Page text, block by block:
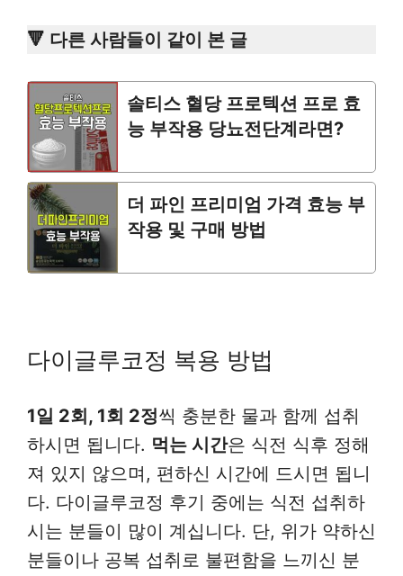
🔻 다른 사람들이 같이 본 글
솔티스 혈당 프로텍션 프로 효
능 부작용 당뇨전단계라면?
더 파인 프리미엄 가격 효능 부
작용 및 구매 방법
다이글루코정 복용 방법
1일 2회, 1회 2정씩 충분한 물과 함께 섭취
하시면 됩니다. 먹는 시간은 식전 식후 정해
져 있지 않으며, 편하신 시간에 드시면 됩니
다. 다이글루코정 후기 중에는 식전 섭취하
시는 분들이 많이 계십니다. 단, 위가 약하신
분들이나 공복 섭취로 불편함을 느끼신 분